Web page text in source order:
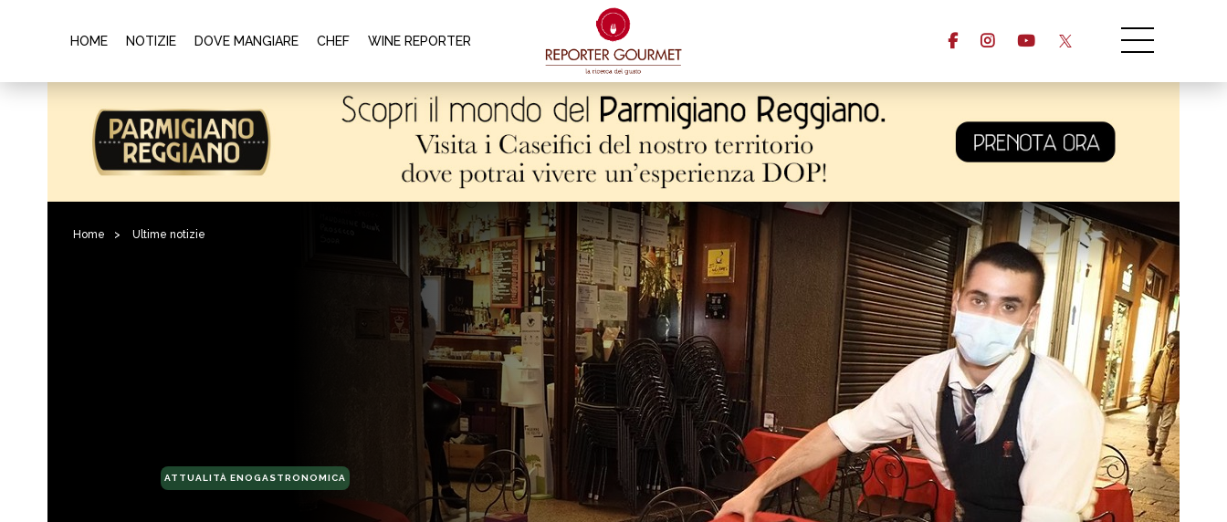
HOME NOTIZIE DOVE MANGIARE CHEF WINE REPORTER
Home > Ultime notizie
ATTUALITÀ ENOGASTRONOMICA